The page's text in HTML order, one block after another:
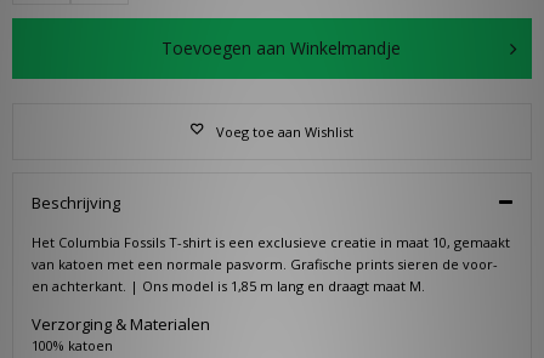
Toevoegen aan Winkelmandje
Voeg toe aan Wishlist
Beschrijving
Het Columbia Fossils T-shirt is een exclusieve creatie in maat 10, gemaakt
van katoen met een normale pasvorm. Grafische prints sieren de voor-
en achterkant. | Ons model is 1,85 m lang en draagt maat M.
Verzorging & Materialen
100% katoen